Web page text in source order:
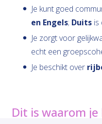
Je kunt goed
en Engels; Duits is
Je zorgt voor
echt een
Je beschikt over
Dit is waarom